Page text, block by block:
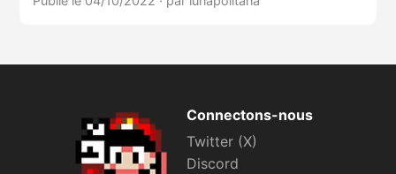
Connectons-nous
Twitter (X)
Discord